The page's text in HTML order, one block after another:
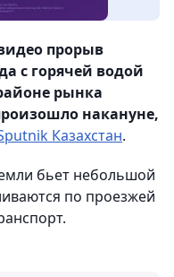
прорыв
с горячей водой
рынка
накануне,
Казахстан.
бьет небольшой
по проезжей